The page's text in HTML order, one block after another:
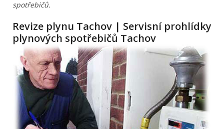
spotřebičů.
Revize plynu Tachov | Servisní prohlídky
plynových spotřebičů Tachov